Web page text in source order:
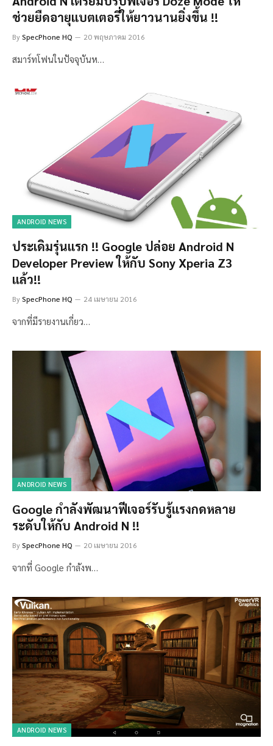
ช่วยยืดอายุแบตเตอรี่ให้ยาวนานยิ่งขึ้น !!
BySpecPhone HQ 20 พฤษภาคม 2016
สมาร์ทโฟนในปัจจุบันห…
ANDROID NEWS
ประเดิมรุ่นแรก !! Google ปล่อย Android N
Developer Preview ให้กับ Sony Xperia Z3
แล้ว!!
BySpecPhone HQ 24 เมษายน 2016
จากที่มีรายงานเกี่ยว…
ANDROID NEWS
Google กำลังพัฒนาฟีเจอร์รับรู้แรงกดหลาย
ระดับให้กับ Android N !!
BySpecPhone HQ 20 เมษายน 2016
จากที่ Google กำลังพ…
ANDROID NEWS